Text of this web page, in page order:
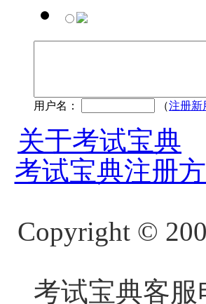
用户名： （注册新
关于考试宝典
考试宝典注册
Copyright ©
考试宝典客服